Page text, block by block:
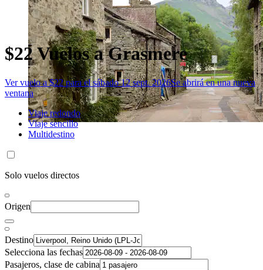
$22 Vuelos a Grasmere
Ver vuelo a $22 para el sábado 12 sept. 2026Se abrirá en una nueva
ventana
Viaje redondo
Viaje sencillo
Multidestino
Solo vuelos directos
Origen
Destino
Selecciona las fechas
Pasajeros, clase de cabina